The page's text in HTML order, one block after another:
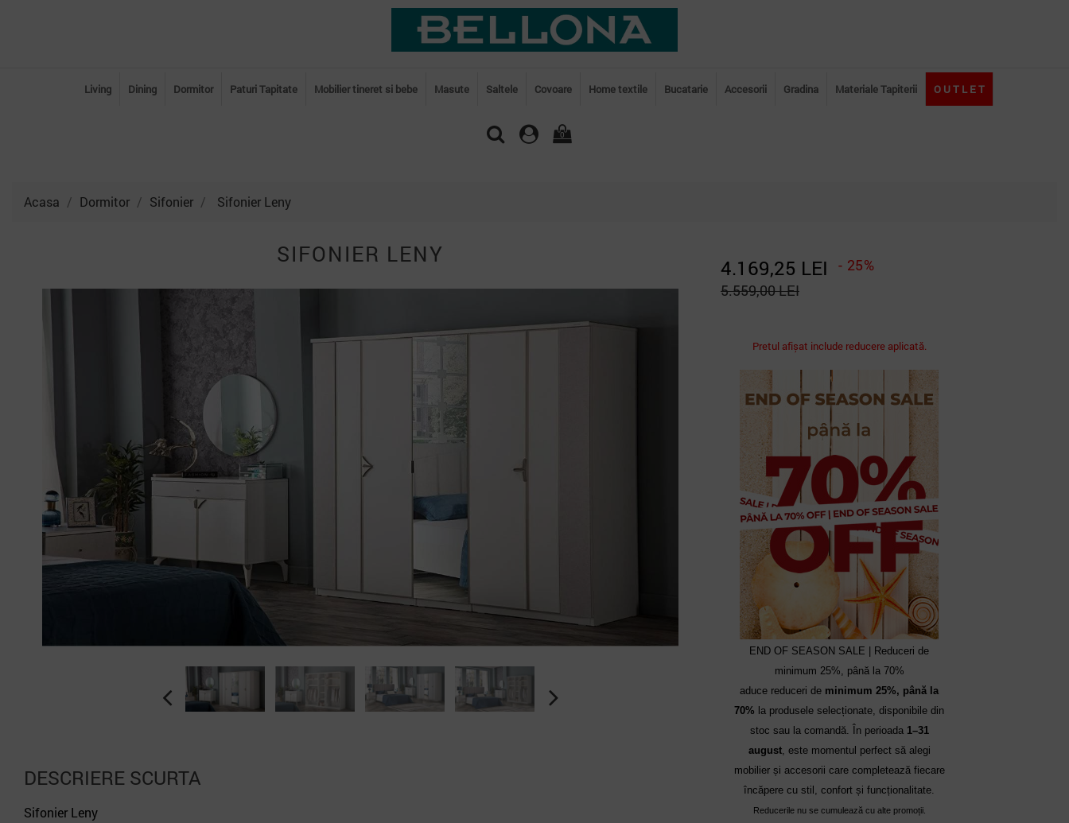
Living Dining Dormitor Paturi Tapitate Mobilier tineret si bebe Masute Saltele Covoare Home textile Bucatarie Accesorii Gradina Materiale Tapiterii O U T L E T
0
Acasa Dormitor Sifonier Sifonier Leny
SIFONIER LENY
DESCRIERE SCURTA
Sifonier Leny
4.169,25 LEI
- 25%
5.559,00 LEI
Pretul afișat include reducere aplicată.
END OF SEASON SALE | Reduceri de
minimum 25%, până la 70%
aduce reduceri de minimum 25%, până la
70% la produsele selecționate, disponibile din
stoc sau la comandă. În perioada 1–31
august, este momentul perfect să alegi
mobilier și accesorii care completează fiecare
încăpere cu stil, confort și funcționalitate.
Reducerile nu se cumulează cu alte promoții.